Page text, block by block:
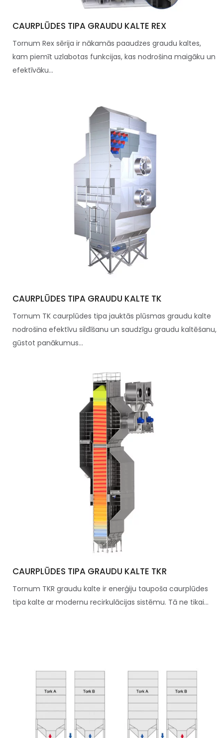
CAURPLŪDES TIPA GRAUDU KALTE REX
Tornum Rex sērija ir nākamās paaudzes graudu kaltes,
kam piemīt uzlabotas funkcijas, kas nodrošina maigāku un
efektīvāku...
CAURPLŪDES TIPA GRAUDU KALTE TK
Tornum TK caurplūdes tipa jauktās plūsmas graudu kalte
nodrošina efektīvu sildīšanu un saudzīgu graudu kaltēšanu,
gūstot panākumus...
CAURPLŪDES TIPA GRAUDU KALTE TKR
Tornum TKR graudu kalte ir enerģiju taupoša caurplūdes
tipa kalte ar modernu recirkulācijas sistēmu. Tā ne tikai...